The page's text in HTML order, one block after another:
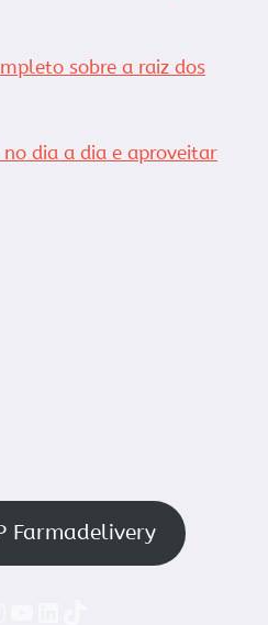
sobre a raiz dos
dia a dia e aproveitar
Farmadelivery